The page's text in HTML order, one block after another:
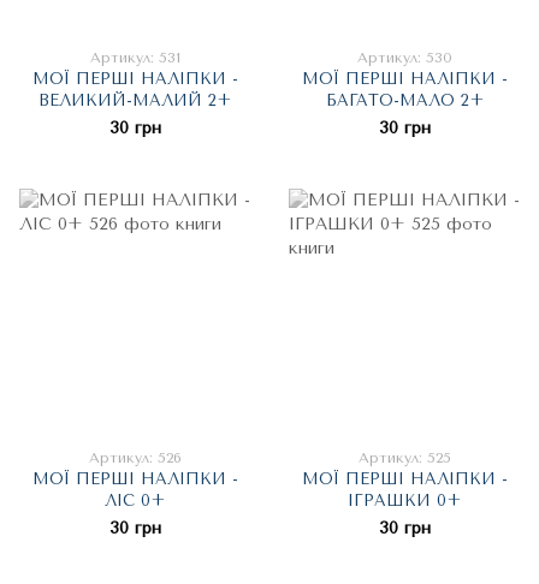
Артикул: 531
МОЇ ПЕРШІ НАЛІПКИ -
ВЕЛИКИЙ-МАЛИЙ 2+
30 грн
Артикул: 530
МОЇ ПЕРШІ НАЛІПКИ -
БАГАТО-МАЛО 2+
30 грн
Артикул: 526
МОЇ ПЕРШІ НАЛІПКИ -
ЛІС 0+
30 грн
Артикул: 525
МОЇ ПЕРШІ НАЛІПКИ -
ІГРАШКИ 0+
30 грн